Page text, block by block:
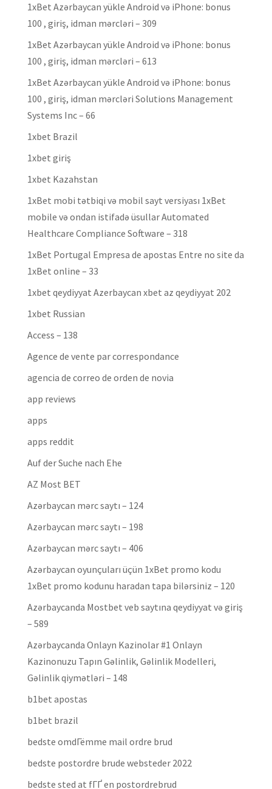
1xBet Azərbaycan yükle Android və iPhone: bonus
100 , giriş, idman mərcləri – 309
1xBet Azərbaycan yükle Android və iPhone: bonus
100 , giriş, idman mərcləri – 613
1xBet Azərbaycan yükle Android və iPhone: bonus
100 , giriş, idman mərcləri Solutions Management
Systems Inc – 66
1xbet Brazil
1xbet giriş
1xbet Kazahstan
1xBet mobi tətbiqi və mobil sayt versiyası 1xBet
mobile və ondan istifadə üsullar Automated
Healthcare Compliance Software – 318
1xBet Portugal Empresa de apostas Entre no site da
1xBet online – 33
1xbet qeydiyyat Azerbaycan xbet az qeydiyyat 202
1xbet Russian
Access – 138
Agence de vente par correspondance
agencia de correo de orden de novia
app reviews
apps
apps reddit
Auf der Suche nach Ehe
AZ Most BET
Azərbaycan mərc saytı – 124
Azərbaycan mərc saytı – 198
Azərbaycan mərc saytı – 406
Azərbaycan oyunçuları üçün 1xBet promo kodu
1xBet promo kodunu haradan tapa bilərsiniz – 120
Azərbaycanda Mostbet veb saytına qeydiyyat və giriş
– 589
Azərbaycanda Onlayn Kazinolar #1 Onlayn
Kazinonuzu Tapın Gəlinlik, Gəlinlik Modelleri,
Gəlinlik qiymətləri – 148
b1bet apostas
b1bet brazil
bedste omdГёmme mail ordre brud
bedste postordre brude websteder 2022
bedste sted at fГҐ en postordrebrud